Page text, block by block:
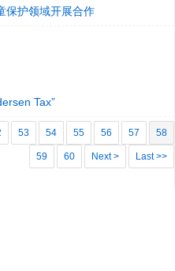
保护领域开展合作
Tax”
53 54 55 56 57 58
59 60 Next > Last >>